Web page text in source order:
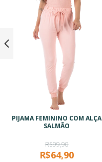
PIJAMA FEMININO COM ALÇA
SALMÃO
R$99,90
R$64,90